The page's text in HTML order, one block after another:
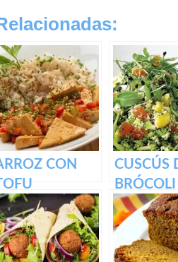
CON
TOFU
VERDURAS
CUSCÚS